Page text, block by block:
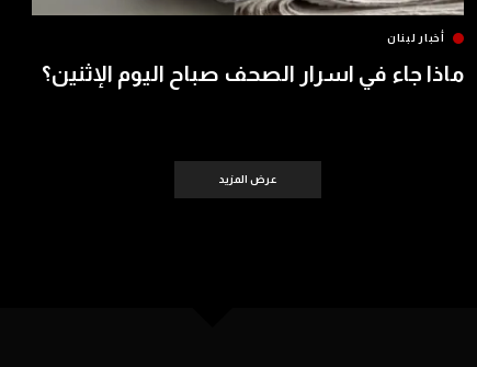
أخبار لبنان
ماذا جاء في اسرار الصحف صباح اليوم الإثنين؟
عرض المزيد